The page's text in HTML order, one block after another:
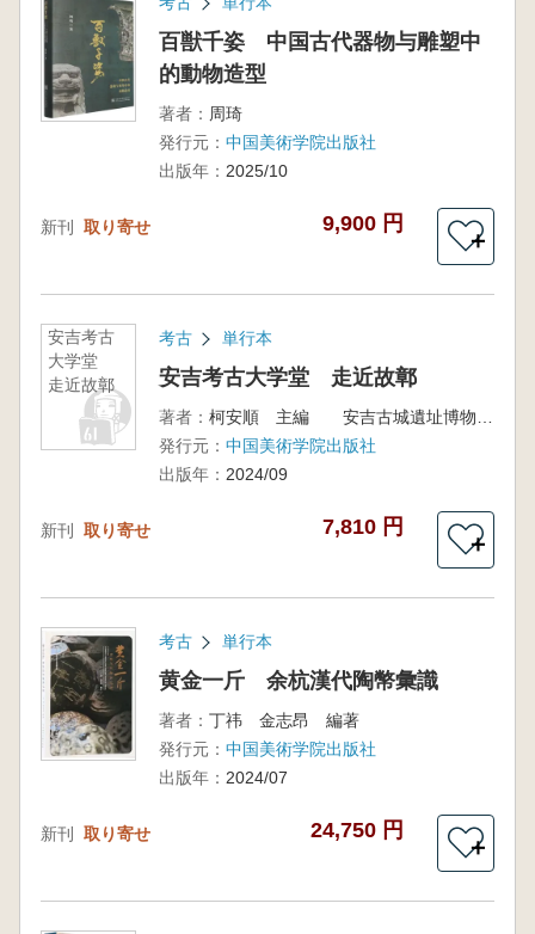
百獣千姿 中国古代器物与雕塑中
的動物造型
著者： 周琦
発行元： 中国美術学院出版社
出版年： 2025/10
新刊 取り寄せ 9,900 円
＋
安吉考古
大学堂
走近故鄣
考古 単行本
安吉考古大学堂 走近故鄣
著者：
発行元： 中国美術学院出版社
出版年： 2024/09
新刊 取り寄せ 7,810 円
＋
考古 単行本
黄金一斤 余杭漢代陶幣彙識
著者： 丁祎 金志昂 編著
発行元： 中国美術学院出版社
出版年： 2024/07
新刊 取り寄せ 24,750 円
＋